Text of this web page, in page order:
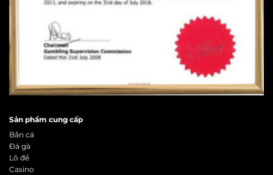
Sản phẩm cung cấp
Bắn cá
Đá gà
Lô đề
Casino